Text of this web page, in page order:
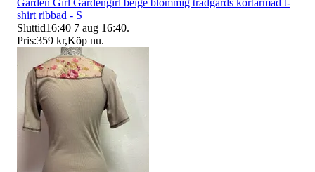
shirt ribbad - S
Sluttid16:40 7 aug 16:40.
Pris:359 kr,Köp nu.